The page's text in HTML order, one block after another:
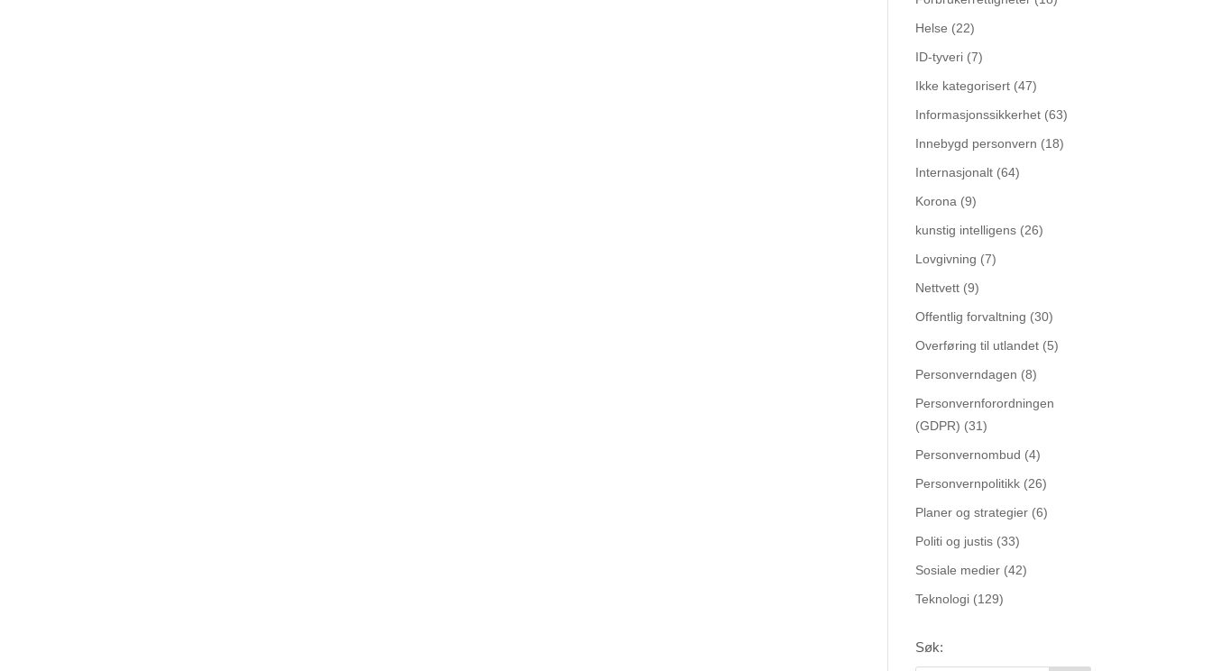
Helse (22)
ID-tyveri (7)
Ikke kategorisert (47)
Informasjonssikkerhet (63)
Innebygd personvern (18)
Internasjonalt (64)
Korona (9)
kunstig intelligens (26)
Lovgivning (7)
Nettvett (9)
Offentlig forvaltning (30)
Overføring til utlandet (5)
Personverndagen (8)
Personvernforordningen
(GDPR) (31)
Personvernombud (4)
Personvernpolitikk (26)
Planer og strategier (6)
Politi og justis (33)
Sosiale medier (42)
Teknologi (129)
Søk: